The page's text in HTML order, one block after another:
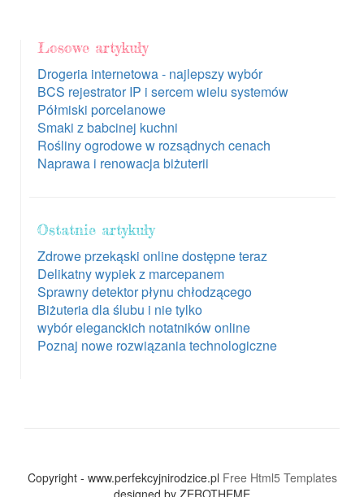
Losowe artykuły
Drogeria internetowa - najlepszy wybór
BCS rejestrator IP i sercem wielu systemów
Półmiski porcelanowe
Smaki z babcinej kuchni
Rośliny ogrodowe w rozsądnych cenach
Naprawa i renowacja biżuterii
Ostatnie artykuły
Zdrowe przekąski online dostępne teraz
Delikatny wypiek z marcepanem
Sprawny detektor płynu chłodzącego
Biżuteria dla ślubu i nie tylko
wybór eleganckich notatników online
Poznaj nowe rozwiązania technologiczne
Copyright - www.perfekcyjnirodzice.pl Free Html5 Templates
designed by ZEROTHEME